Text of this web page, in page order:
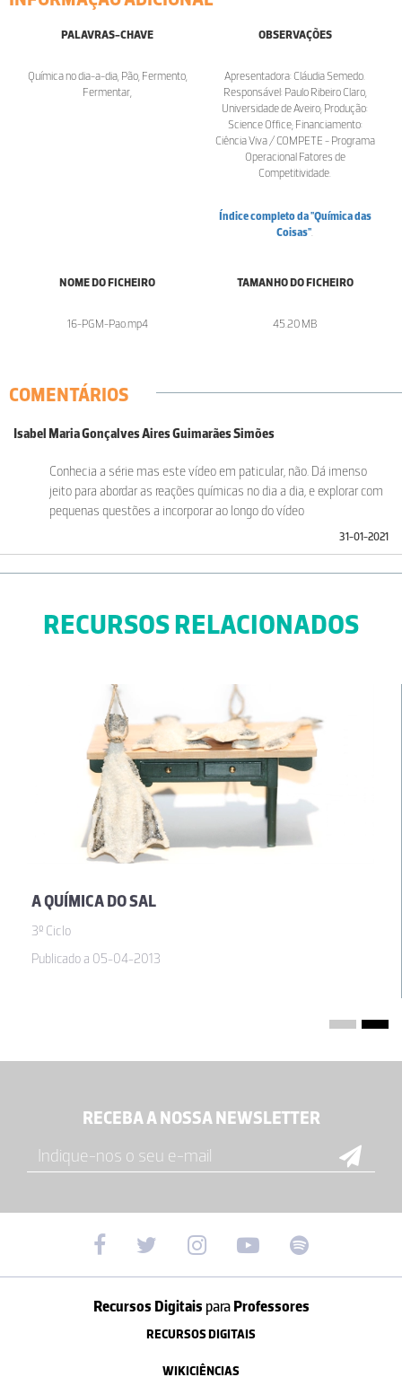
PALAVRAS-CHAVE
Química no dia-a-dia, Pão, Fermento,
Fermentar,
OBSERVAÇÕES
Apresentadora: Cláudia Semedo.
Responsável: Paulo Ribeiro Claro,
Universidade de Aveiro; Produção:
Science Office; Financiamento:
Ciência Viva / COMPETE - Programa
Operacional Fatores de
Competitividade.
Índice completo da "Química das
Coisas".
NOME DO FICHEIRO
16-PGM-Pao.mp4
TAMANHO DO FICHEIRO
45.20 MB
COMENTÁRIOS
Isabel Maria Gonçalves Aires Guimarães Simões
Conhecia a série mas este vídeo em paticular, não. Dá imenso
jeito para abordar as reações químicas no dia a dia, e explorar com
pequenas questões a incorporar ao longo do vídeo
31-01-2021
RECURSOS RELACIONADOS
A QUÍMICA DO SAL
3º Ciclo
Publicado a 05-04-2013
RECEBA A NOSSA NEWSLETTER
Recursos Digitais paraProfessores
RECURSOS DIGITAIS
WIKICIÊNCIAS